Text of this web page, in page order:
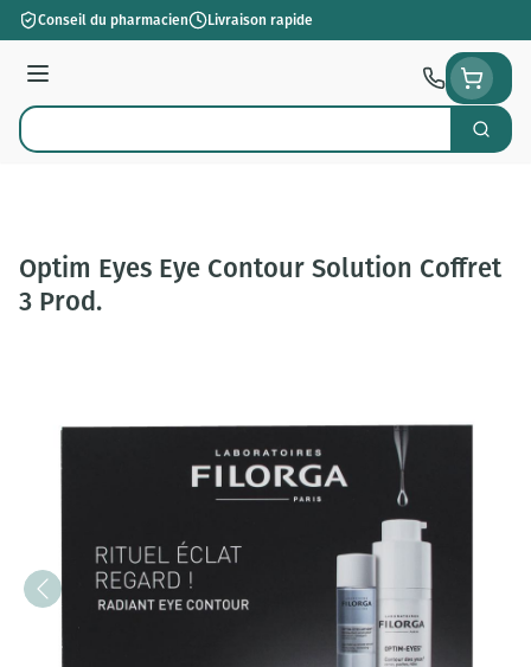
Aller au contenu
Conseil du pharmacien Livraison rapide
Menu
Rechercher
Optim Eyes Eye Contour Solution Coffret
3 Prod.